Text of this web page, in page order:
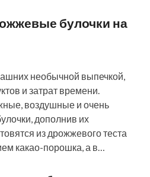
булочки на
необычной выпечкой,
и затрат времени.
воздушные и очень
дополнив их
из дрожжевого теста
какао-порошка, а в…